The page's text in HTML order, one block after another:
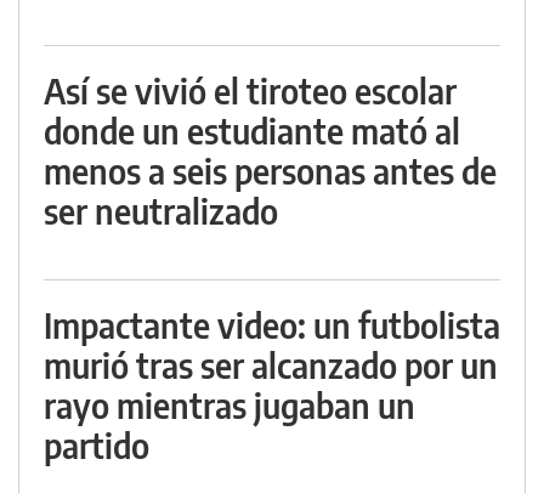
Así se vivió el tiroteo escolar
donde un estudiante mató al
menos a seis personas antes de
ser neutralizado
Impactante video: un futbolista
murió tras ser alcanzado por un
rayo mientras jugaban un
partido